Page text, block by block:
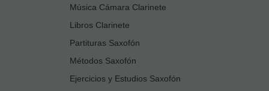
Música Cámara Clarinete
Libros Clarinete
Partituras Saxofón
Métodos Saxofón
Ejercicios y Estudios Saxofón